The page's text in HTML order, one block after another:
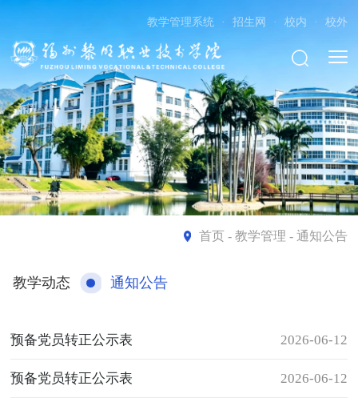
教学管理系统 · 招生网 · 校内 · 校外
首页- 教学管理 - 通知公告
教学动态 通知公告
预备党员转正公示表 2026-06-12
预备党员转正公示表 2026-06-12